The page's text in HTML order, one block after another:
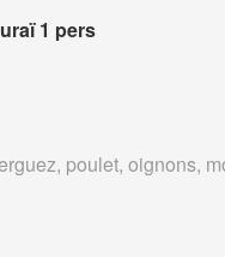
1 pers
poulet, oignons,